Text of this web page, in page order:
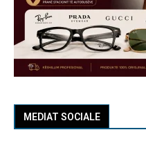
MEDIAT SOCIALE